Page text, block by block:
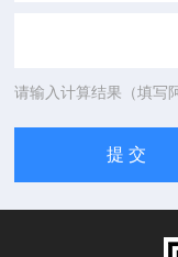
请输入计算结果（填写